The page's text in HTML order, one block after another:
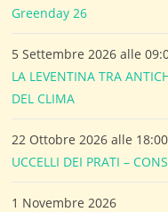
Greenday 26
5 Settembre 2026 alle
LA LEVENTINA TRA
DEL CLIMA
22 Ottobre 2026 alle 18:00
UCCELLI DEI PRATI –
1 Novembre 2026